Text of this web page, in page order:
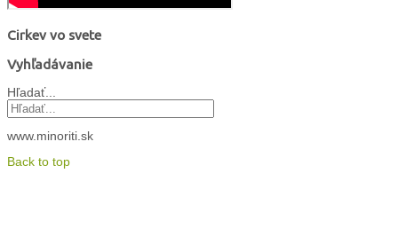
Cirkev vo svete
Vyhľadávanie
Hľadať...
www.minoriti.sk
Back to top